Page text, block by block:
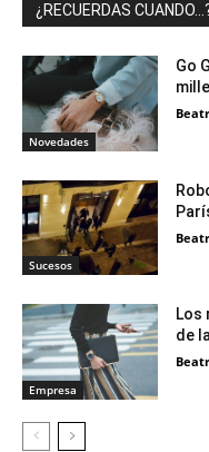
¿RECUERDAS
Novedades
Go
Sucesos
Empresa
Los
de